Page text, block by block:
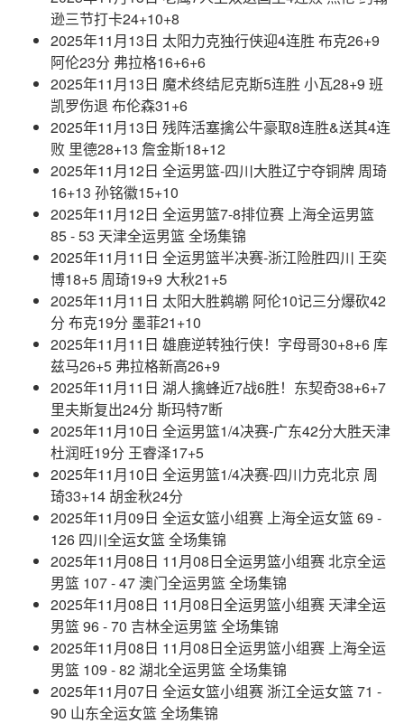
逊三节打卡24+10+8
2025年11月13日 太阳力克独行侠迎4连胜 布克26+9
阿伦23分 弗拉格16+6+6
2025年11月13日 魔术终结尼克斯5连胜 小瓦28+9 班
凯罗伤退 布伦森31+6
2025年11月13日 残阵活塞擒公牛豪取8连胜&送其4连
败 里德28+13 詹金斯18+12
2025年11月12日 全运男篮-四川大胜辽宁夺铜牌 周琦
16+13 孙铭徽15+10
2025年11月12日 全运男篮7-8排位赛 上海全运男篮
85 - 53 天津全运男篮 全场集锦
2025年11月11日 全运男篮半决赛-浙江险胜四川 王奕
博18+5 周琦19+9 大秋21+5
2025年11月11日 太阳大胜鹈鹕 阿伦10记三分爆砍42
分 布克19分 墨菲21+10
2025年11月11日 雄鹿逆转独行侠！字母哥30+8+6 库
兹马26+5 弗拉格新高26+9
2025年11月11日 湖人擒蜂近7战6胜！东契奇38+6+7
里夫斯复出24分 斯玛特7断
2025年11月10日 全运男篮1/4决赛-广东42分大胜天津
杜润旺19分 王睿泽17+5
2025年11月10日 全运男篮1/4决赛-四川力克北京 周
琦33+14 胡金秋24分
2025年11月09日 全运女篮小组赛 上海全运女篮 69 -
126 四川全运女篮 全场集锦
2025年11月08日 11月08日全运男篮小组赛 北京全运
男篮 107 - 47 澳门全运男篮 全场集锦
2025年11月08日 11月08日全运男篮小组赛 天津全运
男篮 96 - 70 吉林全运男篮 全场集锦
2025年11月08日 11月08日全运男篮小组赛 上海全运
男篮 109 - 82 湖北全运男篮 全场集锦
2025年11月07日 全运女篮小组赛 浙江全运女篮 71 -
90 山东全运女篮 全场集锦